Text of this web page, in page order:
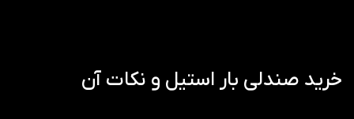
خرید صندلی بار استیل و نکات آن